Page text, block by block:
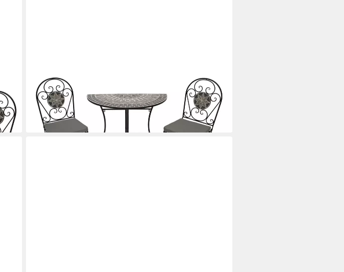
DEGAMO
Balkonset SIENA, (3-tlg), 2x Klappstuhl und 1x Wandtisch
halbrund 45x90cm, Mosaik-Dekor grau
217,49 €
lieferbar - in 2-3 Werktagen bei dir